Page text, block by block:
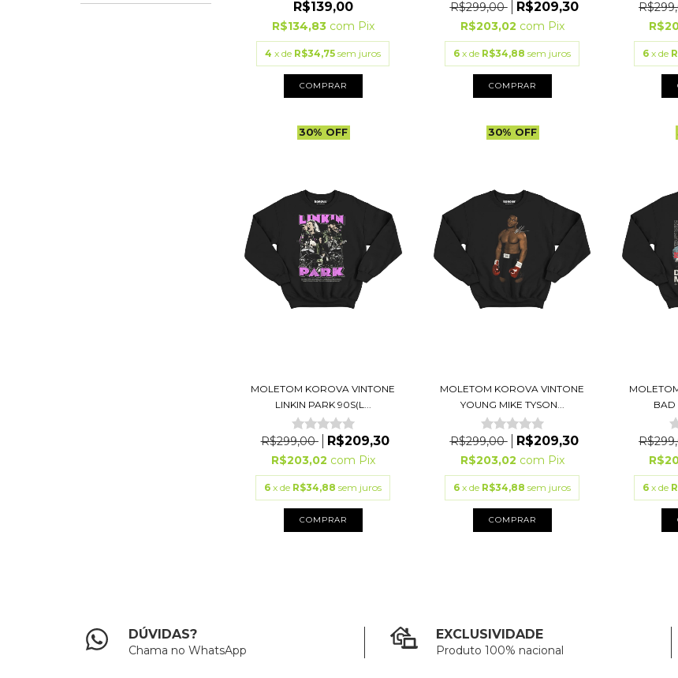
R$139,00
R$134,83 com Pix
4 x de R$34,75 sem juros
COMPRAR
R$299,00 R$209,30
R$203,02 com Pix
6 x de R$34,88 sem juros
COMPRAR
6 x de
30% OFF
MOLETOM KOROVA VINTONE
LINKIN PARK 90S(L...
R$299,00 R$209,30
R$203,02 com Pix
6 x de R$34,88 sem juros
COMPRAR
30% OFF
MOLETOM KOROVA VINTONE
YOUNG MIKE TYSON...
R$299,00 R$209,30
R$203,02 com Pix
6 x de R$34,88 sem juros
COMPRAR
BAD
6 x de
DÚVIDAS?
Chama no WhatsApp
EXCLUSIVIDADE
Produto 100% nacional